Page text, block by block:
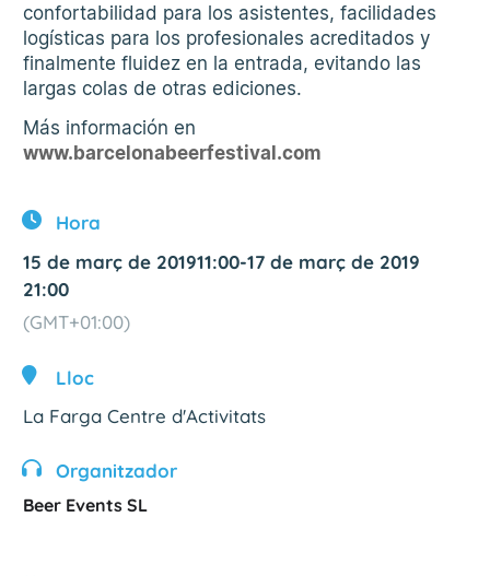
confortabilidad para los asistentes, facilidades
logísticas para los profesionales acreditados y
finalmente fluidez en la entrada, evitando las
largas colas de otras ediciones.
Más información en
www.barcelonabeerfestival.com
Hora
15 de març de 201911:00-17 de març de 2019
21:00
(GMT+01:00)
Lloc
La Farga Centre d'Activitats
Organitzador
Beer Events SL